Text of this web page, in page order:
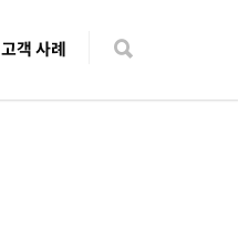
고객 사례